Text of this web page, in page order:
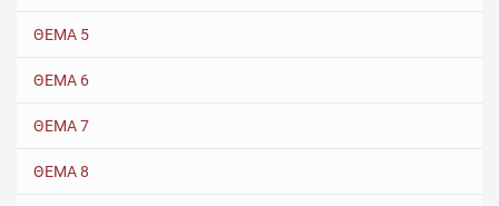
ΘΕΜΑ 5
ΘΕΜΑ 6
ΘΕΜΑ 7
ΘΕΜΑ 8